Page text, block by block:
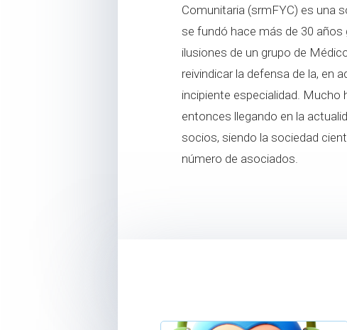
Comunitaria (srmFYC) es una
se fundó hace más de 30 años
ilusiones de un grupo de
reivindicar la defensa de la, en
incipiente especialidad. Mucho
entonces llegando en la
socios, siendo la sociedad
número de asociados.